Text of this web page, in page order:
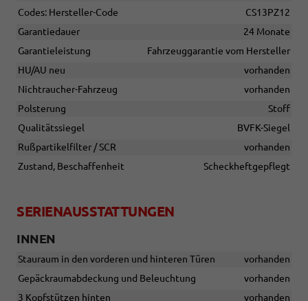
Codes: Hersteller-Code
CS13PZ12
Garantiedauer
24 Monate
Garantieleistung
Fahrzeuggarantie vom Hersteller
HU/AU neu
vorhanden
Nichtraucher-Fahrzeug
vorhanden
Polsterung
Stoff
Qualitätssiegel
BVFK-Siegel
Rußpartikelfilter / SCR
vorhanden
Zustand, Beschaffenheit
Scheckheftgepflegt
SERIENAUSSTATTUNGEN
INNEN
Stauraum in den vorderen und hinteren Türen
vorhanden
Gepäckraumabdeckung und Beleuchtung
vorhanden
3 Kopfstützen hinten
vorhanden